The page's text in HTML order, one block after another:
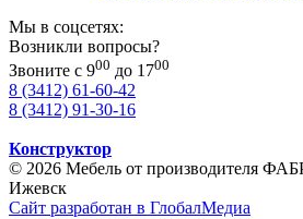
Мы в соцсетях:
Возникли вопросы?
Звоните с 900 до 1700
8 (3412) 61-60-42
8 (3412) 91-30-16
Конструктор
© 2026 Мебель от производителя
Ижевск
Сайт разработан в ГлобалМедиа